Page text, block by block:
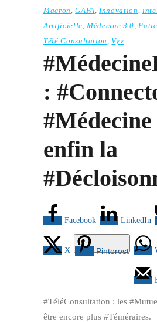
Macron ,GAFA Innovation
Artificielle Médecine 3.0
Télé Consultation ,Vyv
:
enfin la
Facebook LinkedIn
X Pinterest
#TéléConsultation : les
être encore plus #Téméraires.